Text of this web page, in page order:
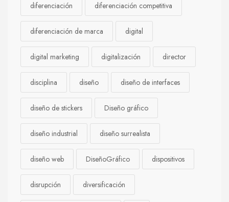
diferenciación diferenciación competitiva
diferenciación de marca digital
digital marketing digitalización director
disciplina diseño diseño de interfaces
diseño de stickers Diseño gráfico
diseño industrial diseño surrealista
diseño web DiseñoGráfico dispositivos
disrupción diversificación